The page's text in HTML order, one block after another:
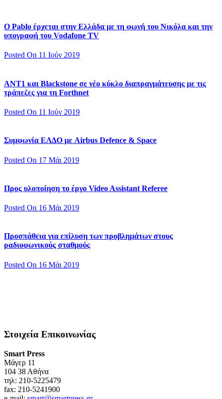
Ο Pablo έρχεται στην Ελλάδα με τη φωνή του Νικόλα και την
υπογραφή του Vodafone TV
Posted On 11 Ιούν 2019
ΑΝΤ1 και Blackstone σε νέο κύκλο διαπραγμάτευσης με τις
τράπεζες για τη Forthnet
Posted On 11 Ιούν 2019
Συμφωνία ΕΛΔΟ με Airbus Defence & Space
Posted On 17 Μάι 2019
Προς υλοποίηση το έργο Video Assistant Referee
Posted On 16 Μάι 2019
Προσπάθεια για επίλυση των προβλημάτων στους
ραδιοφωνικούς σταθμούς
Posted On 16 Μάι 2019
Στοιχεία Επικοινωνίας
Smart Press
Mάγερ 11
104 38 Αθήνα
τηλ: 210-5225479
fax: 210-5241900